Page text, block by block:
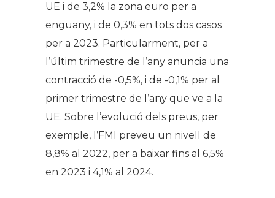
UE i de 3,2% la zona euro per a
enguany, i de 0,3% en tots dos casos
per a 2023. Particularment, per a
l’últim trimestre de l’any anuncia una
contracció de -0,5%, i de -0,1% per al
primer trimestre de l’any que ve a la
UE. Sobre l’evolució dels preus, per
exemple, l’FMI preveu un nivell de
8,8% al 2022, per a baixar fins al 6,5%
en 2023 i 4,1% al 2024.